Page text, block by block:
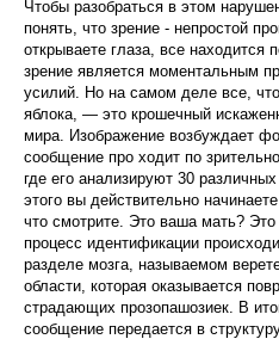
Чтобы разобраться в этом
понять, что зрение - непростой
открываете глаза, все находится
зрение является моментальным
усилий. Но на самом деле все,
яблока, — это крошечный
мира. Изображение возбуж­дает
сообщение про ходит по
где его анализируют 30
этого вы действительно
что смотрите. Это ваша мать?
процесс идентифи­кации
разделе мозга, называемом
области, которая оказывается
страдающих прозопашозиек. В
сообщение передается в